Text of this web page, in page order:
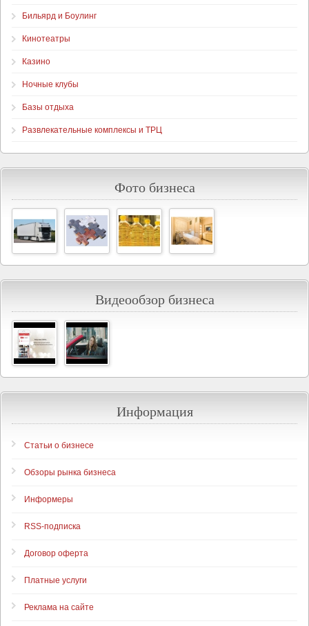
Бильярд и Боулинг
Кинотеатры
Казино
Ночные клубы
Базы отдыха
Развлекательные комплексы и ТРЦ
Фото бизнеса
Видеообзор бизнеса
Информация
Статьи о бизнесе
Обзоры рынка бизнеса
Информеры
RSS-подписка
Договор оферта
Платные услуги
Реклама на сайте